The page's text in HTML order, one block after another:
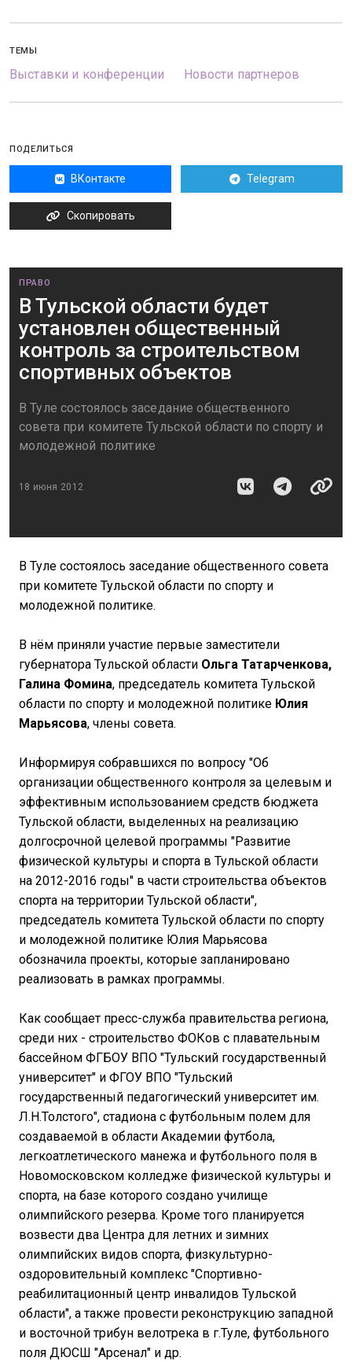
ТЕМЫ
Выставки и конференции Новости партнеров
ПОДЕЛИТЬСЯ
ВКонтакте Telegram
Скопировать
ПРАВО
В Тульской области будет
установлен общественный
контроль за строительством
спортивных объектов
В Туле состоялось заседание общественного
совета при комитете Тульской области по спорту и
молодежной политике
18 июня 2012
В Туле состоялось заседание общественного совета
при комитете Тульской области по спорту и
молодежной политике.
В нём приняли участие первые заместители
губернатора Тульской области Ольга Татарченкова,
Галина Фомина, председатель комитета Тульской
области по спорту и молодежной политике Юлия
Марьясова, члены совета.
Информируя собравшихся по вопросу "Об
организации общественного контроля за целевым и
эффективным использованием средств бюджета
Тульской области, выделенных на реализацию
долгосрочной целевой программы "Развитие
физической культуры и спорта в Тульской области
на 2012-2016 годы" в части строительства объектов
спорта на территории Тульской области",
председатель комитета Тульской области по спорту
и молодежной политике Юлия Марьясова
обозначила проекты, которые запланировано
реализовать в рамках программы.
Как сообщает пресс-служба правительства региона,
среди них - строительство ФОКов с плавательным
бассейном ФГБОУ ВПО "Тульский государственный
университет" и ФГОУ ВПО "Тульский
государственный педагогический университет им.
Л.Н.Толстого", стадиона с футбольным полем для
создаваемой в области Академии футбола,
легкоатлетического манежа и футбольного поля в
Новомосковском колледже физической культуры и
спорта, на базе которого создано училище
олимпийского резерва. Кроме того планируется
возвести два Центра для летних и зимних
олимпийских видов спорта, физкультурно-
оздоровительный комплекс "Спортивно-
реабилитационный центр инвалидов Тульской
области", а также провести реконструкцию западной
и восточной трибун велотрека в г.Туле, футбольного
поля ДЮСШ "Арсенал" и др.